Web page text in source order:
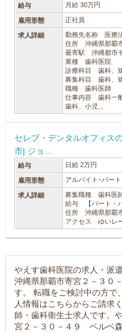
給与 月給 30万円
雇用形態 正社員
求人詳細
勤務先名称 医療
住所 沖縄県那覇
最寄駅 沖縄都市
業種 歯科医院
診療科目 歯科、
募集科目 歯科、
職種 歯科医師
仕事内容 歯科一
歯科、小児...
セレブ・デンタルオフィス
市| ジョ...
給与 日給 2万円
雇用形態 アルバイト･パート
求人詳細
募集職種 歯科医
給与 【パート・
住所 沖縄県那覇
アクセス ゆいレ
やえす歯科医院の求人・派
沖縄県那覇市寄宮２－３０
す。 転職をご検討中の方で
人情報はこちらからご請求
師・歯科衛生士求人です。
宮２－３０－４９ ベルベ